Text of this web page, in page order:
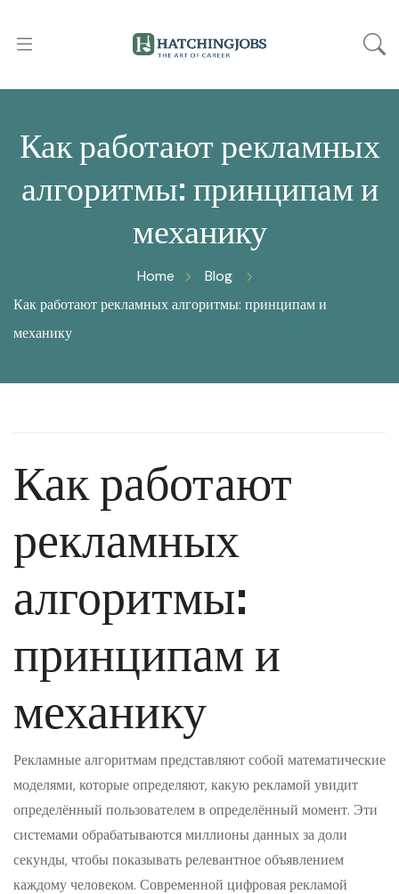
Как работают рекламных
алгоритмы: принципам и
механику
Home
Blog
Как работают рекламных алгоритмы: принципам и
механику
Как работают
рекламных
алгоритмы:
принципам и
механику
Рекламные алгоритмам представляют собой математические
моделями, которые определяют, какую рекламой увидит
определённый пользователем в определённый момент. Эти
системами обрабатываются миллионы данных за доли
секунды, чтобы показывать релевантное объявлением
каждому человеком. Современной цифровая рекламой